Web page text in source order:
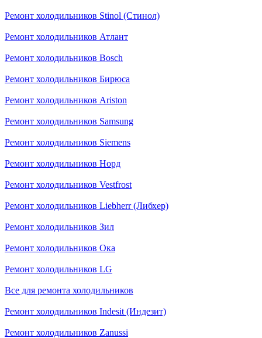
Ремонт холодильников Stinol (Стинол)
Ремонт холодильников Атлант
Ремонт холодильников Bosch
Ремонт холодильников Бирюса
Ремонт холодильников Ariston
Ремонт холодильников Samsung
Ремонт холодильников Siemens
Ремонт холодильников Норд
Ремонт холодильников Vestfrost
Ремонт холодильников Liebherr (Либхер)
Ремонт холодильников Зил
Ремонт холодильников Ока
Ремонт холодильников LG
Все для ремонта холодильников
Ремонт холодильников Indesit (Индезит)
Ремонт холодильников Zanussi